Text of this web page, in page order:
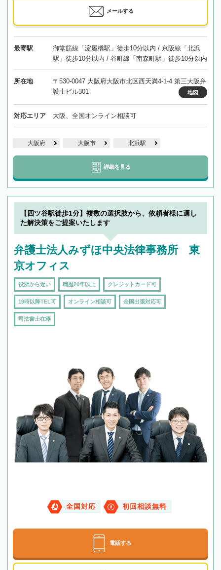
メールする
最寄駅
御堂筋線「淀屋橋駅」徒歩10分以内 / 京阪線「北浜
駅」徒歩10分以内 / 谷町線「南森町駅」徒歩10分以内
所在地
〒530-0047 大阪府大阪市北区西天満4-1-4 第三大阪弁
護士ビル301
地図
対応エリア 大阪、全国オンライン相談可
大阪府 大阪市 北浜駅
詳細を見る
【四ツ谷駅徒歩1分】複数の選択肢から、依頼者様に適し
た解決策をご提案いたします
弁護士法人みずほ中央法律事務所 東
京オフィス
役所から近い 職歴20年以上 クレジットカード可
19時以降TEL可 オンライン相談可 全国出張対応可
司法書士在籍
全国対応 初回相談無料
電話する